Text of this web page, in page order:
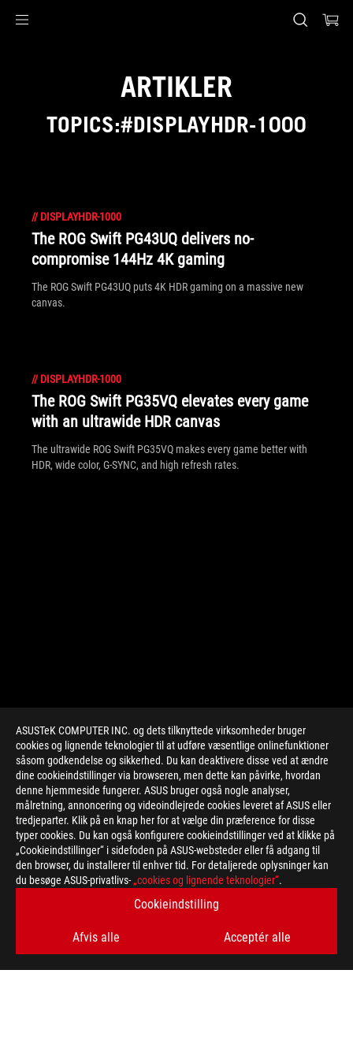
ASUSTeK COMPUTER INC. og dets tilknyttede virksomheder bruger
cookies og lignende teknologier til at udføre væsentlige onlinefunktioner
såsom godkendelse og sikkerhed. Du kan deaktivere disse ved at ændre
dine cookieindstillinger via browseren, men dette kan påvirke, hvordan
denne hjemmeside fungerer. ASUS bruger også nogle analyser,
målretning, annoncering og videoindlejrede cookies leveret af ASUS eller
tredjeparter. Klik på en knap her for at vælge din præference for disse
typer cookies. Du kan også konfigurere cookieindstillinger ved at klikke på
„Cookieindstillinger“ i sidefoden på ASUS-websteder eller få adgang til
den browser, du installerer til enhver tid. For detaljerede oplysninger kan
du besøge ASUS-privatlivs-„cookies og lignende teknologier“.
Cookieindstilling
Afvis alle Acceptér alle
ARTIKLER
TOPICS:#DISPLAYHDR-1000
// DISPLAYHDR-1000
The ROG Swift PG43UQ delivers no-
compromise 144Hz 4K gaming
The ROG Swift PG43UQ puts 4K HDR gaming on a massive new
canvas.
// DISPLAYHDR-1000
The ROG Swift PG35VQ elevates every game
with an ultrawide HDR canvas
The ultrawide ROG Swift PG35VQ makes every game better with
HDR, wide color, G-SYNC, and high refresh rates.
> GAMING DISPLAYHDR 1000
FÅ DE SENESTE TILBUD OG MEGET MERE